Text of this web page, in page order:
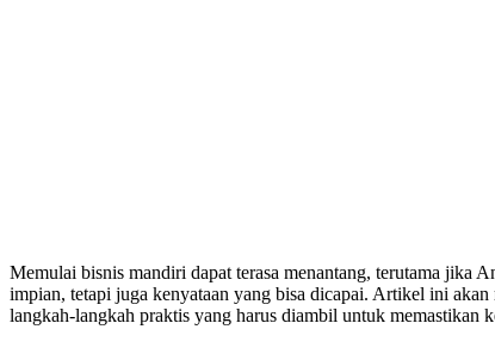
Memulai bisnis mandiri dapat terasa menantang, terutama jika
impian, tetapi juga kenyataan yang bisa dicapai. Artikel ini
langkah-langkah praktis yang harus diambil untuk memastikan